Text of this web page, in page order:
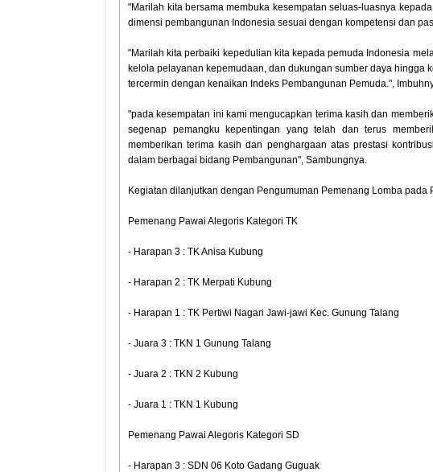
"Marilah kita bersama membuka kesempatan seluas-luasnya
dimensi pembangunan Indonesia sesuai dengan kompetensi dan
"Marilah kita perbaiki kepedulian kita kepada pemuda Indonesia
kelola pelayanan kepemudaan, dan dukungan sumber daya hingga
tercermin dengan kenaikan Indeks Pembangunan Pemuda.",
"pada kesempatan ini kami mengucapkan terima kasih dan
segenap pemangku kepentingan yang telah dan terus
memberikan terima kasih dan penghargaan atas prestasi
dalam berbagai bidang Pembangunan", Sambungnya.
Kegiatan dilanjutkan dengan Pengumuman Pemenang Lomba
Pemenang Pawai Alegoris Kategori TK
- Harapan 3 : TK Anisa Kubung
- Harapan 2 : TK Merpati Kubung
- Harapan 1 : TK Pertiwi Nagari Jawi-jawi Kec. Gunung Talang
- Juara 3 : TKN 1 Gunung Talang
- Juara 2 : TKN 2 Kubung
- Juara 1 : TKN 1 Kubung
Pemenang Pawai Alegoris Kategori SD
- Harapan 3 : SDN 06 Koto Gadang Guguak